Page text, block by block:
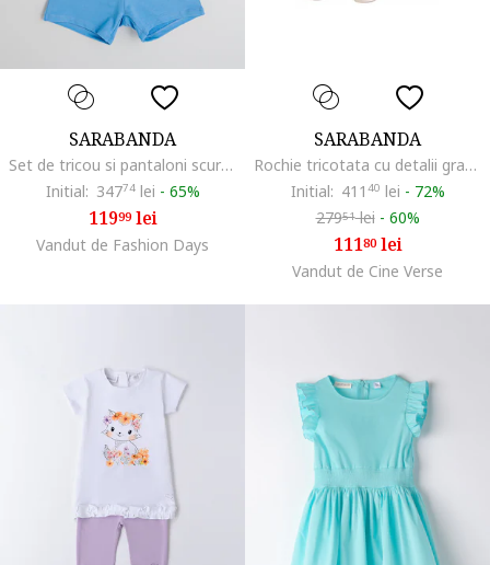
SARABANDA
Set de tricou si pantaloni scurti din amestec de bumbac - 2 piese, Alb/Albastru prafuit
Initial: 34774lei - 65%
11999lei
Vandut de Fashion Days
SARABANDA
Rochie tricotata cu detalii grafice, Rosu, Alb fildes, Maro deschis
Initial: 411 40 lei - 72%
27951lei - 60%
11180lei
Vandut de Cine Verse